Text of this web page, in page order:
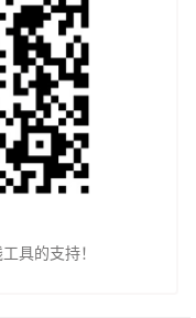
具的支持！